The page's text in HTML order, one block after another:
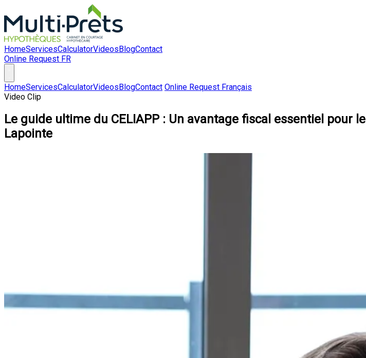
HomeServicesCalculatorVideosBlogContact
Online Request FR
HomeServicesCalculatorVideosBlogContact Online Request Français
Video Clip
Le guide ultime du CELIAPP : Un avantage fiscal essentiel pour
Lapointe
Hey Philippe, est-ce que tu dirais que
leur première maison? Je te dirais que
de délai dans lequel l'argent doit être
Exemple concret, un client qui n'a pas
REER FTQ. Donc lui, avec son
qu'on peut faire, c'est sortir les REER
le CELIAPP, puis ressortir l'argent du
de profiter du retour d'impôt du CELIAPP.
Donc ça, c'est vraiment intéressant
en 2025, il n'a pas cotisé. On est
année, donc il pourrait mettre 16 000